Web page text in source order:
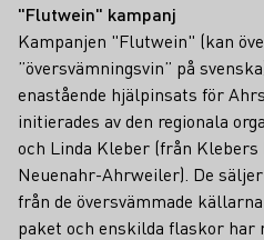
"Flutwein" kampanj
Kampanjen "Flutwein" (kan
”översvämningsvin” på
enastående hjälpinsats för
initierades av den regionala
och Linda Kleber (från Klebers
Neuenahr-Ahrweiler). De
från de översvämmade
paket och enskilda flaskor har